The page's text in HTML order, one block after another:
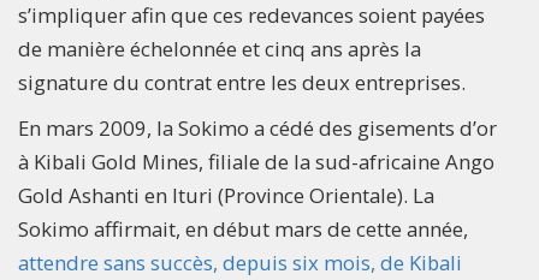
s’impliquer afin que ces redevances soient payées
de manière échelonnée et cinq ans après la
signature du contrat entre les deux entreprises.
En mars 2009, la Sokimo a cédé des gisements d’or
à Kibali Gold Mines, filiale de la sud-africaine Ango
Gold Ashanti en Ituri (Province Orientale). La
Sokimo affirmait, en début mars de cette année,
attendre sans succès, depuis six mois, de Kibali